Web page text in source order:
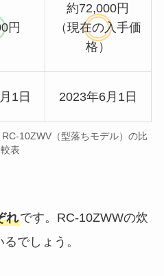
円
約72,000円
（現在の入手価
格）
1日 2023年6月1日
10ZWV（型落ちモデル）の比
較表
れです。RC-10ZWWの炊
でしょう。